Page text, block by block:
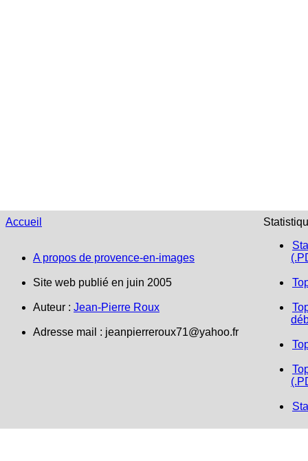
Accueil
A propos de provence-en-images
Site web publié en juin 2005
Auteur : Jean-Pierre Roux
Adresse mail : jeanpierreroux71@yahoo.fr